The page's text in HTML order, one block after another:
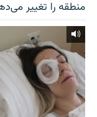
منطقه را تغییر